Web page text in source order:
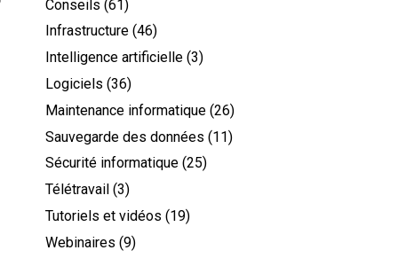
Conseils (61)
Infrastructure (46)
Intelligence artificielle (3)
Logiciels (36)
Maintenance informatique (26)
Sauvegarde des données (11)
Sécurité informatique (25)
Télétravail (3)
Tutoriels et vidéos (19)
Webinaires (9)